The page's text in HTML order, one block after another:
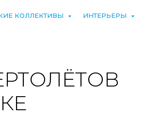
КОЛЛЕКТИВЫ ИНТЕРЬЕРЫ